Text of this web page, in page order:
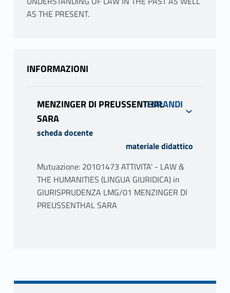
AS THE PRESENT.
INFORMAZIONI
MENZINGER DI PREUSSENTHAL
SARA
scheda docente
materiale didattico
Mutuazione: 20101473 ATTIVITA' - LAW &
THE HUMANITIES (LINGUA GIURIDICA) in
GIURISPRUDENZA LMG/01 MENZINGER DI
PREUSSENTHAL SARA